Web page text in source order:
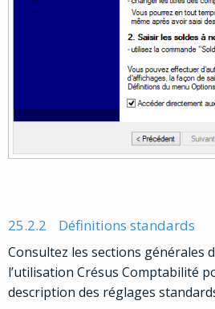
25.2.2 Définitions standards
Consultez les sections générales
l’utilisation Crésus Comptabilité
description des réglages